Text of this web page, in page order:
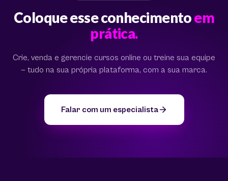
Coloque esse conhecimentoem
prática.
Crie, venda e gerencie cursos online ou treine sua equipe
— tudo na sua própria plataforma, com a sua marca.
Falar com um especialista